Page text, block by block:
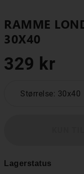
RAMME
30X40
329 kr
Størrelse: 30x40
Lagerstatus